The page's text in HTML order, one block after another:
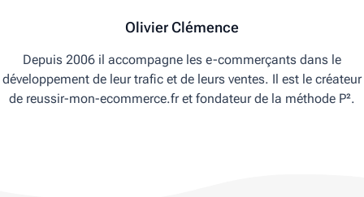
Olivier Clémence
Depuis 2006 il accompagne les e-commerçants dans le
développement de leur trafic et de leurs ventes. Il est le créateur
de reussir-mon-ecommerce.fr et fondateur de la méthode P².